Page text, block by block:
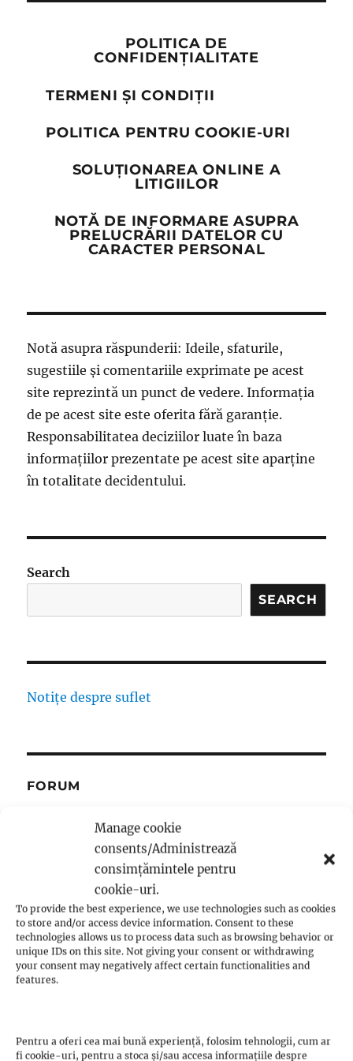
Manage cookie
consents/Administrează
consimțămintele pentru
cookie-uri.
To provide the best experience, we use technologies such as cookies
to store and/or access device information. Consent to these
technologies allows us to process data such as browsing behavior or
unique IDs on this site. Not giving your consent or withdrawing
your consent may negatively affect certain functionalities and
features.
Pentru a oferi cea mai bună experiență, folosim tehnologii, cum ar
fi cookie-uri, pentru a stoca și/sau accesa informațiile despre
POLITICA DE
CONFIDENȚIALITATE
TERMENI ȘI CONDIȚII
POLITICA PENTRU COOKIE-URI
SOLUȚIONAREA ONLINE A
LITIGIILOR
NOTĂ DE INFORMARE ASUPRA
PRELUCRĂRII DATELOR CU
CARACTER PERSONAL
Notă asupra răspunderii: Ideile, sfaturile,
sugestiile și comentariile exprimate pe acest
site reprezintă un punct de vedere. Informația
de pe acest site este oferita fără garanție.
Responsabilitatea deciziilor luate în baza
informațiilor prezentate pe acest site aparține
în totalitate decidentului.
Search
SEARCH
Notițe despre suflet
FORUM
PARCURGE DRUMUL ALĂTURI
DE NOI! AFLĂ CUM POȚI
CONTRIBUI